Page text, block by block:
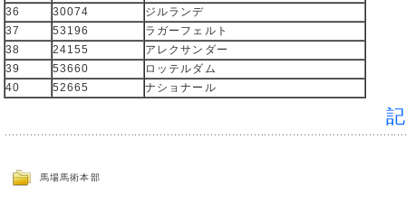
36
30074
ジルランデ
37
53196
ラガーフェルト
38
24155
アレクサンダー
39
53660
ロッテルダム
40
52665 ナショナール
馬場馬術本部